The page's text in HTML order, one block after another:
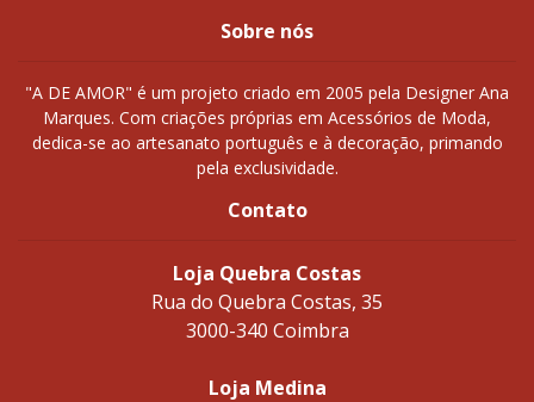
Sobre nós
"A DE AMOR" é um projeto criado em 2005 pela Designer Ana
Marques. Com criações próprias em Acessórios de Moda,
dedica-se ao artesanato português e à decoração, primando
pela exclusividade.
Contato
Loja Quebra Costas
Rua do Quebra Costas, 35
3000-340 Coimbra
Loja Medina